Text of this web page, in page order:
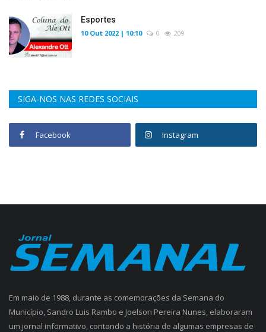
Esportes
10 Out 2022 | 10:10 0 209
SIGA-NOS NAS REDES SOCIAIS
Facebook Instagram
Em maio de 1988, durante as comemorações da Semana do
Município, Sandro Luis Rambo e Joelson Pereira Nunes, elaboraram
um jornal informativo, contando a história de algumas empresas de